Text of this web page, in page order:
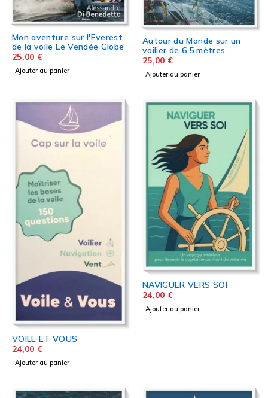
Mon aventure sur l'Everest
de la voile Le Vendée Globe
25,00 €
Ajouter au panier
Autour du Monde sur un
voilier de 6.5 mètres
25,00 €
Ajouter au panier
VOILE ET VOUS
24,00 €
Ajouter au panier
NAVIGUER VERS SOI
24,00 €
Ajouter au panier